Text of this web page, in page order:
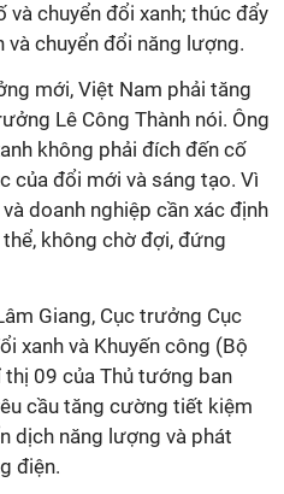
chuyển đổi xanh; thúc đẩy
và chuyển đổi năng lượng.
mới, Việt Nam phải tăng
Lê Công Thành nói. Ông
không phải đích đến cố
của đổi mới và sáng tạo. Vì
doanh nghiệp cần xác định
không chờ đợi, đứng
Giang, Cục trưởng Cục
xanh và Khuyến công (Bộ
09 của Thủ tướng ban
cầu tăng cường tiết kiệm
dịch năng lượng và phát
điện.